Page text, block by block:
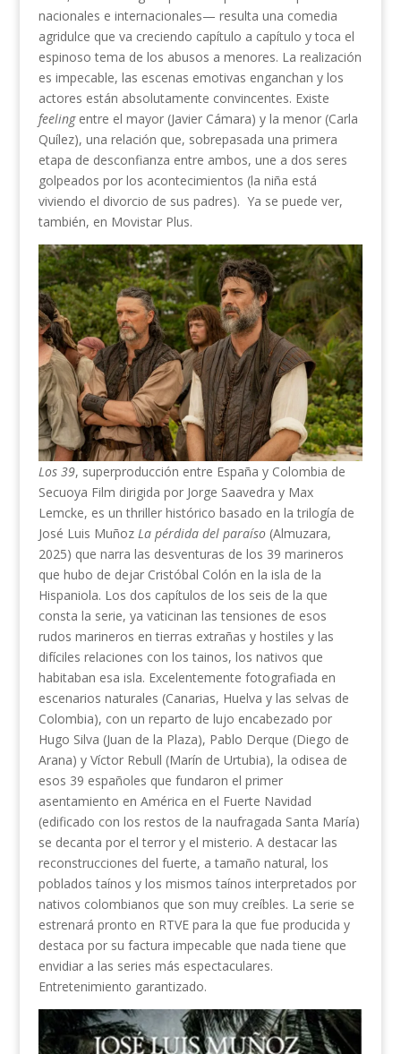
nacionales e internacionales— resulta una comedia
agridulce que va creciendo capítulo a capítulo y toca el
espinoso tema de los abusos a menores. La realización
es impecable, las escenas emotivas enganchan y los
actores están absolutamente convincentes. Existe
feelingentre el mayor (Javier Cámara) y la menor (Carla
Quílez), una relación que, sobrepasada una primera
etapa de desconfianza entre ambos, une a dos seres
golpeados por los acontecimientos (la niña está
viviendo el divorcio de sus padres). Ya se puede ver,
también, en Movistar Plus.
Los 39, superproducción entre España y Colombia de
Secuoya Film dirigida por Jorge Saavedra y Max
Lemcke, es un thriller histórico basado en la trilogía de
José Luis Muñoz La pérdida del paraíso(Almuzara,
2025) que narra las desventuras de los 39 marineros
que hubo de dejar Cristóbal Colón en la isla de la
Hispaniola. Los dos capítulos de los seis de la que
consta la serie, ya vaticinan las tensiones de esos
rudos marineros en tierras extrañas y hostiles y las
difíciles relaciones con los tainos, los nativos que
habitaban esa isla. Excelentemente fotografiada en
escenarios naturales (Canarias, Huelva y las selvas de
Colombia), con un reparto de lujo encabezado por
Hugo Silva (Juan de la Plaza), Pablo Derque (Diego de
Arana) y Víctor Rebull (Marín de Urtubia), la odisea de
esos 39 españoles que fundaron el primer
asentamiento en América en el Fuerte Navidad
(edificado con los restos de la naufragada Santa María)
se decanta por el terror y el misterio. A destacar las
reconstrucciones del fuerte, a tamaño natural, los
poblados taínos y los mismos taínos interpretados por
nativos colombianos que son muy creíbles. La serie se
estrenará pronto en RTVE para la que fue producida y
destaca por su factura impecable que nada tiene que
envidiar a las series más espectaculares.
Entretenimiento garantizado.